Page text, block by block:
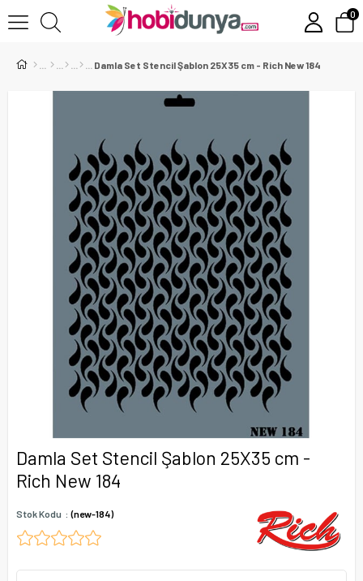
0
Damla Set Stencil Şablon 25X35 cm - Rich New 184
Damla Set Stencil Şablon 25X35 cm -
Rich New 184
Stok Kodu (new-184)